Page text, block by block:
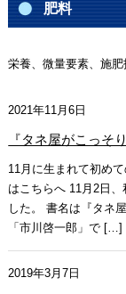
肥料
栄養、微量要素、施
2021年11月6日
『タネ屋がこっそ
11月に生まれて初め
はこちらへ 11月2日
した。 書名は『タネ
「市川啓一郎」で […]
2019年3月7日